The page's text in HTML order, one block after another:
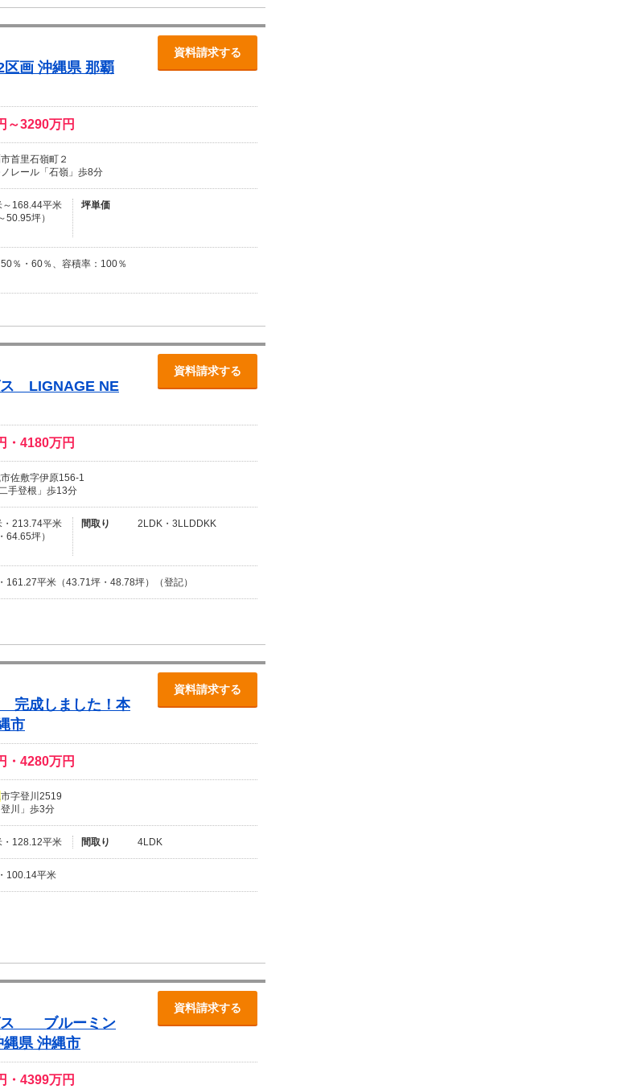
資料請求する
区画 沖縄県 那覇
～3290万円
首里石嶺町２
レール「石嶺」歩8分
～168.44平米
50.95坪）
坪単価
％・60％、容積率：100％
資料請求する
ス LIGNAGE NE
・4180万円
佐敷字伊原156-1
手登根」歩13分
213.74平米
64.65坪）
間取り 2LDK・3LLDDKK
161.27平米（43.71坪・48.78坪）（登記）
資料請求する
成しました！本
市
・4280万円
市字登川2519
川」歩3分
・128.12平米 間取り 4LDK
100.14平米
資料請求する
ス ブルーミン
縄県 沖縄市
・4399万円